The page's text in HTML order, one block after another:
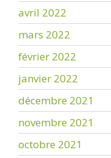
avril 2022
mars 2022
février 2022
janvier 2022
décembre 2021
novembre 2021
octobre 2021